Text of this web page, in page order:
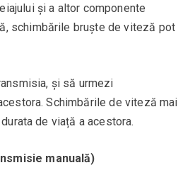
și a altor componente
schimbările bruște de viteză pot
și să urmezi
Schimbările de viteză mai
de viață a acestora.
manuală)